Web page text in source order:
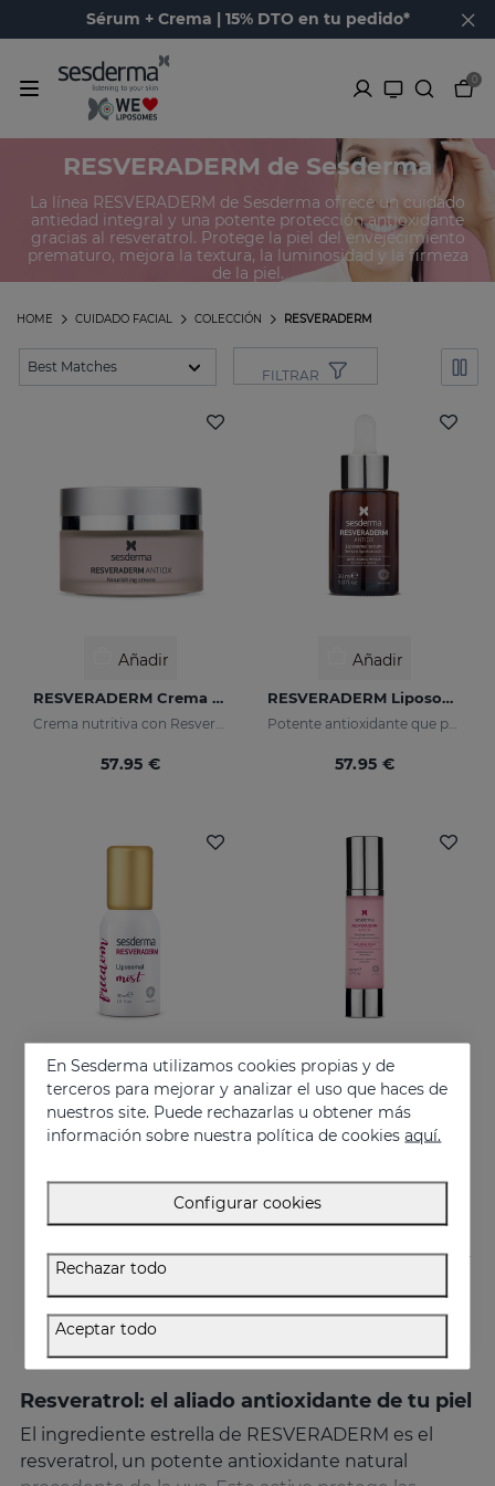
Sérum + Crema | 15% DTO en tu pedido*
0
Productos de la línea
RESVERADERM de Sesderma
La línea RESVERADERM de Sesderma ofrece un cuidado
antiedad integral y una potente protección antioxidante
gracias al resveratrol. Protege la piel del envejecimiento
prematuro, mejora la textura, la luminosidad y la firmeza
de la piel.
RESVERADERM
COLECCIÓN
CUIDADO FACIAL
HOME
FILTRAR
Añadir
RESVERADERM Crema Nutritiva
Crema nutritiva con Resveratrol
57.95 €
Añadir
RESVERADERM Liposomal Serum
Potente antioxidante que protege la piel de las agresiones medioambientales
57.95 €
RESVERADERM Mist
El aliado perfecto y un booster de belleza para tener siempre a mano
27.95 €
Añadir
57.95 €
Resveratrol: el aliado antioxidante de tu piel
El ingrediente estrella de RESVERADERM es el
resveratrol, un potente antioxidante natural
En Sesderma utilizamos cookies propias y de
terceros para mejorar y analizar el uso que haces de
nuestros site. Puede rechazarlas u obtener más
información sobre nuestra política de cookiesaquí.
Configurar cookies
Rechazar todo
Aceptar todo